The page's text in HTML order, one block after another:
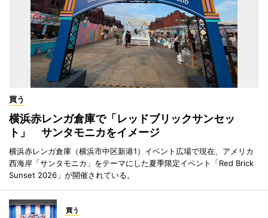
買う
横浜赤レンガ倉庫で「レッドブリックサンセッ
ト」 サンタモニカをイメージ
横浜赤レンガ倉庫（横浜市中区新港1）イベント広場で現在、アメリカ
西海岸「サンタモニカ」をテーマにした夏季限定イベント「Red Brick
Sunset 2026」が開催されている。
買う